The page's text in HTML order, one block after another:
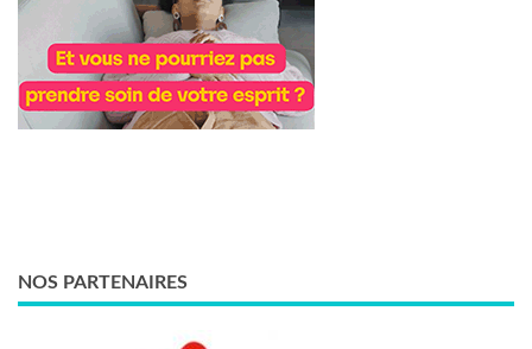
NOS PARTENAIRES